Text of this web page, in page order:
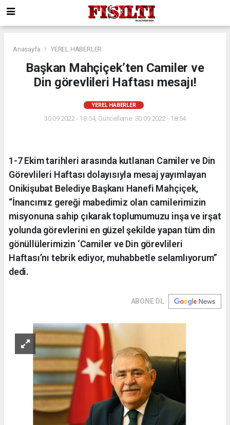
Anasayfa YEREL HABERLER
Başkan Mahçiçek’ten Camiler ve
Din görevlileri Haftası mesajı!
YEREL HABERLER
30.09.2022 - 18:54, Güncelleme: 30.09.2022 - 18:54
1-7 Ekim tarihleri arasında kutlanan Camiler ve Din
Görevlileri Haftası dolayısıyla mesaj yayımlayan
Onikişubat Belediye Başkanı Hanefi Mahçiçek,
“İnancımız gereği mabedimiz olan camilerimizin
misyonuna sahip çıkarak toplumumuzu inşa ve irşat
yolunda görevlerini en güzel şekilde yapan tüm din
gönüllülerimizin ‘Camiler ve Din görevlileri
Haftası’nı tebrik ediyor, muhabbetle selamlıyorum”
dedi.
ABONE OL